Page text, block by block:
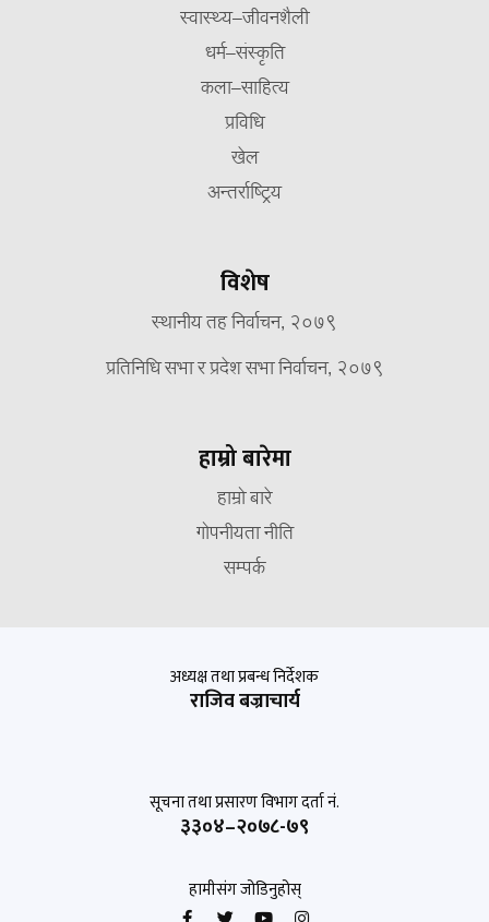
स्वास्थ्य–जीवनशैली
धर्म–संस्कृति
कला–साहित्य
प्रविधि
खेल
अन्तर्राष्ट्रिय
विशेष
स्थानीय तह निर्वाचन, २०७९
प्रतिनिधि सभा र प्रदेश सभा निर्वाचन, २०७९
हाम्रो बारेमा
हाम्रो बारे
गोपनीयता नीति
सम्पर्क
अध्यक्ष तथा प्रबन्ध निर्देशक
राजिव बज्राचार्य
सूचना तथा प्रसारण विभाग दर्ता नं.
३३०४–२०७८-७९
हामीसंग जोडिनुहोस्